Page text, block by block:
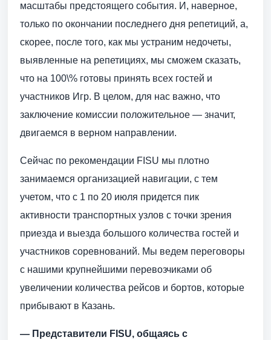
масштабы предстоящего события. И, наверное,
только по окончании последнего дня репетиций, а,
скорее, после того, как мы устраним недочеты,
выявленные на репетициях, мы сможем сказать,
что на 100\% готовы принять всех гостей и
участников Игр. В целом, для нас важно, что
заключение комиссии положительное — значит,
двигаемся в верном направлении.
Сейчас по рекомендации FISU мы плотно
занимаемся организацией навигации, с тем
учетом, что с 1 по 20 июля придется пик
активности транспортных узлов с точки зрения
приезда и выезда большого количества гостей и
участников соревнований. Мы ведем переговоры
с нашими крупнейшими перевозчиками об
увеличении количества рейсов и бортов, которые
прибывают в Казань.
— Представители FISU, общаясь с